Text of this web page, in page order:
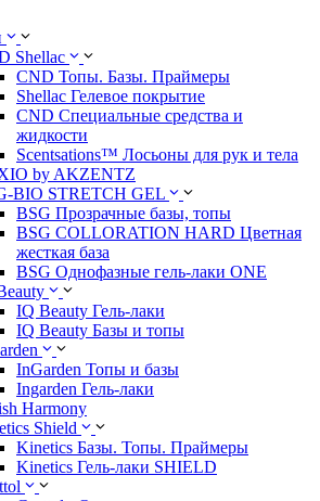
Shellac
CND Топы. Базы. Праймеры
Shellac Гелевое покрытие
CND Специальные средства и
жидкости
Scentsations™ Лосьоны для рук и тела
by AKZENTZ
BIO STRETCH GEL
BSG Прозрачные базы, топы
BSG COLLORATION HARD Цветная
жесткая база
BSG Однофазные гель-лаки ONE
IQ Beauty Гель-лаки
IQ Beauty Базы и топы
InGarden Топы и базы
Ingarden Гель-лаки
Harmony
Shield
Kinetics Базы. Топы. Праймеры
Kinetics Гель-лаки SHIELD